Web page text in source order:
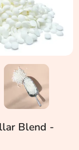
Blend -